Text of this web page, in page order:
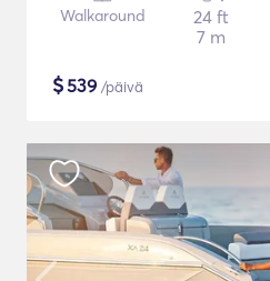
Walkaround
24 ft
7 m
$539 /päivä